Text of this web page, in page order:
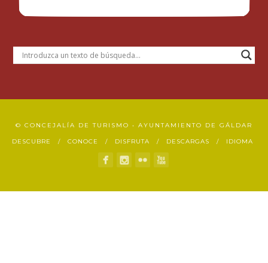
© CONCEJALÍA DE TURISMO • AYUNTAMIENTO DE GÁLDAR
DESCUBRE CONOCE DISFRUTA DESCARGAS IDIOMA